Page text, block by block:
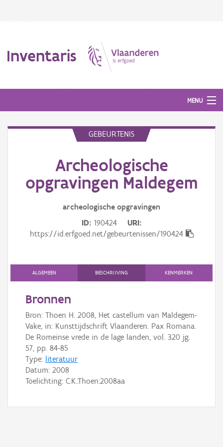
Inventaris
MENU
Aanduidingsobject
Waarneming
Gebeurtenis
Downloads
Hergebruik
Aanmelden
GEBEURTENIS
Archeologische
opgravingen Maldegem
archeologische opgravingen
ID 190424
URI
https://id.erfgoed.net/gebeurtenissen/190424
ALGEMEEN BESCHRIJVING KENMERKEN
Bronnen
Bron: Thoen H. 2008, Het castellum van Maldegem-
Vake, in: Kunsttijdschrift Vlaanderen. Pax Romana.
De Romeinse vrede in de lage landen, vol. 320 jg.
57, pp. 84-85
Type: literatuur
Datum: 2008
Toelichting: C.K.:Thoen:2008aa